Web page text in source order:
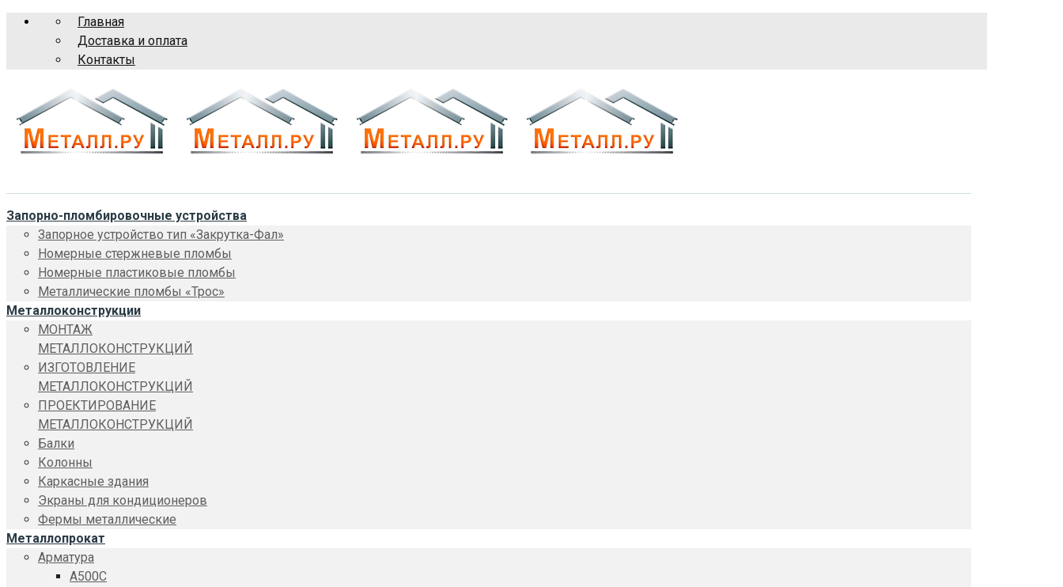
Главная
Доставка и оплата
Контакты
Запорно-пломбировочные устройства
Запорное устройство тип «Закрутка-Фал»
Номерные стержневые пломбы
Номерные пластиковые пломбы
Металлические пломбы «Трос»
Металлоконструкции
МОНТАЖ
МЕТАЛЛОКОНСТРУКЦИЙ
ИЗГОТОВЛЕНИЕ
МЕТАЛЛОКОНСТРУКЦИЙ
ПРОЕКТИРОВАНИЕ
МЕТАЛЛОКОНСТРУКЦИЙ
Балки
Колонны
Каркасные здания
Экраны для кондиционеров
Фермы металлические
Металлопрокат
Арматура
A500C